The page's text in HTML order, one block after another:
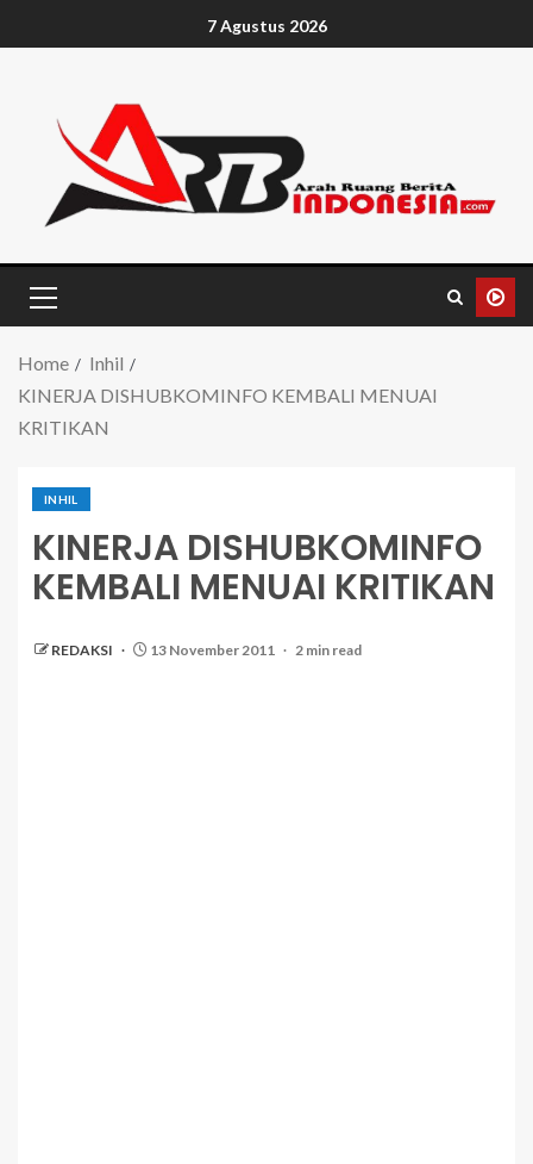
7 Agustus 2026
Home
Inhil
KINERJA DISHUBKOMINFO KEMBALI MENUAI
KRITIKAN
INHIL
KINERJA DISHUBKOMINFO
KEMBALI MENUAI KRITIKAN
REDAKSI 13 November 2011 2 min read